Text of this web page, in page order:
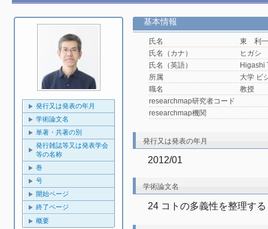
発行又は発表の年月
学術論文名
単著・共著の別
発行雑誌等又は発表学会
等の名称
巻
号
開始ページ
終了ページ
概要
基本情報
氏名
東 利一
氏名（カナ）
ヒガシ
氏名（英語）
Higashi
所属
大学 ビ
職名
教授
researchmap研究者コード
researchmap機関
発行又は発表の年月
2012/01
学術論文名
24 コトの多義性を整理する